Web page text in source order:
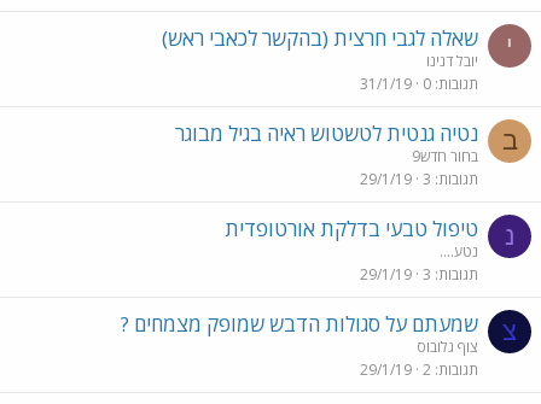
י שאלה לגבי חרצית (בהקשר לכאבי ראש)
יובל דנינו
תגובות 0
31/1/19
ב נטיה גנטית לטשטוש ראיה בגיל מבוגר
בחור חדש9
תגובות 3
29/1/19
נ טיפול טבעי בדלקת אורטופדית
נטע....
תגובות 3
29/1/19
צ שמעתם על סגולות הדבש שמופק מצמחים ?
צוף גלובוס
תגובות 2
29/1/19